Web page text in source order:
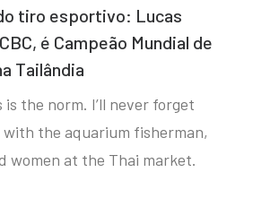
tiro esportivo: Lucas
é Campeão Mundial de
Tailândia
the norm. I’ll never forget
the aquarium fisherman,
women at the Thai market.